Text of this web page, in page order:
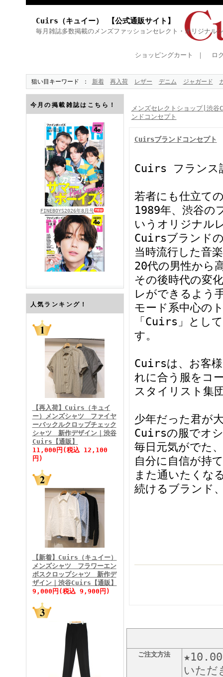
Cuirs（キュイー） 【公式通販サイト】
毎月雑誌多数掲載のメンズファッションセレクト・オリジナル
ショッピングカート ｜ ロ
狙い目キーワード 新着 再入荷 レザー デニム ジャガード
今月の掲載雑誌はこちら！
FINEBOYS2026年8月号
FINEBOYS2026年7月号
FINEBOYS2026年6月号
FINEBOYS2026年5月号
FINEBOYS2026年4月号
FINEBOYS2026年3月号
人気ランキング！
【再入荷】Cuirs（キュイ
ー）メンズシャツ ファイヤ
ーバックルクロップチェック
シャツ 新作デザイン｜渋谷
Cuirs【通販】
11,000円(税込 12,100
円)
【新着】Cuirs（キュイー）
メンズシャツ フラワーエン
ボスクロップシャツ 新作デ
ザイン｜渋谷Cuirs【通販】
9,000円(税込 9,900円)
メンズセレクトショップ|渋
ンドコンセプト
Cuirsブランドコンセプト
Cuirs フランス
若者にも仕立て
1989年、渋谷
いうオリジナル
Cuirsブランド
当時流行した音
20代の男性から
その後時代の変
レができるよう
モード系中心の
「Cuirs」とし
す。
Cuirsは、お客
れに合う服をコ
スタイリスト集
少年だった君が
Cuirsの服でオ
毎日元気がでた、
自分に自信が持
また通いたくな
続けるブランド
ご注文方法
いただ